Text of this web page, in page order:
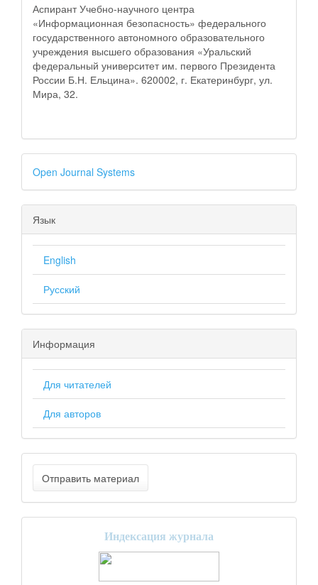
Аспирант Учебно-научного центра
«Информационная безопасность» федерального
государственного автономного образовательного
учреждения высшего образования «Уральский
федеральный университет им. первого Президента
России Б.Н. Ельцина». 620002, г. Екатеринбург, ул.
Мира, 32.
Open Journal Systems
Язык
English
Русский
Информация
Для читателей
Для авторов
Отправить материал
Индексация журнала